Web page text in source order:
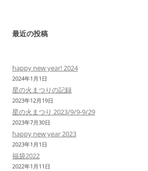
最近の投稿
happy new year! 2024
2024年1月1日
星の火まつりの記録
2023年12月19日
星の火まつり 2023/9/9-9/29
2023年7月30日
happy new year 2023
2023年1月1日
福袋2022
2022年1月11日